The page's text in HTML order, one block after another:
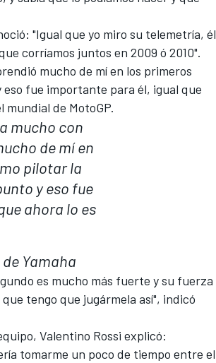
"Igual que yo miro su telemetría, él
corríamos juntos en 2009 ó 2010".
mucho de mí en los primeros
fue importante para él, igual que
mundial de MotoGP.
mucho con
de mí en
pilotar la
y eso fue
ahora lo es
Yamaha
es mucho más fuerte y su fuerza
tengo que jugármela así", indicó
Valentino Rossi explicó:
tomarme un poco de tiempo entre el